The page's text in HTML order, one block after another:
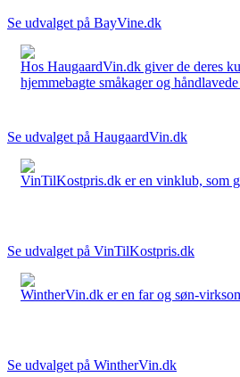
Se udvalget på BayVine.dk
Hos HaugaardVin.dk giver de deres
hjemmebagte småkager og
Se udvalget på HaugaardVin.dk
VinTilKostpris.dk er en vinklub, som
Se udvalget på VinTilKostpris.dk
WintherVin.dk er en far og søn-
Se udvalget på WintherVin.dk